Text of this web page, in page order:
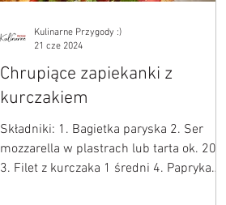
Chrupiące zapiekanki z
kurczakiem
Składniki: 1. Bagietka paryska 2. Ser
mozzarella w plastrach lub tarta ok. 200 g
3. Filet z kurczaka 1 średni 4. Papryka
Kulinarne Przygody :)
21 cze 2024